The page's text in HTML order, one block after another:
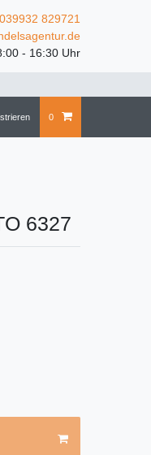
039932 829721
- 16:30 Uhr
0
6327